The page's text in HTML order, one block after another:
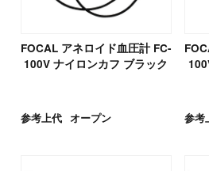
FOCAL アネロイド血圧計 FC-
100V ナイロンカフ ブラック
参考上代 オープン 参考